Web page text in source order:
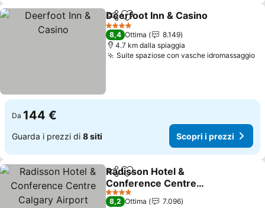
CondividiAggiungi ai preferiti
Deerfoot Inn & Casino
4 Stelle
8,4 Ottima
8.149
4.7 km dalla spiaggia
Suite spaziose con vasche idromassaggio
Da 144 €
Guarda i prezzi di 8 siti Scopri i prezzi
CondividiAggiungi ai preferiti
Radisson Hotel &
Conference Centre
Calgary Airport
Scopri i prezzi
4 Stelle
8,2 Ottima
7.096